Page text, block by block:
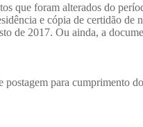
que foram alterados do
e cópia de certidão
de 2017. Ou ainda, a
para cumprimento